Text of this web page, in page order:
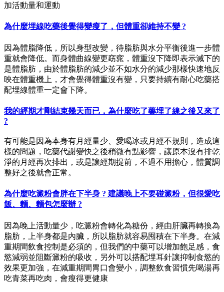
加活動量和運動
為什麼埋線吃藥後覺得變瘦了，但體重卻維持不變 ?
因為體脂降低，所以身型改變，待脂肪與水分平衡後進一步體
重就會降低。而身體曲線變更窈窕，體重沒下降即表示減下的
是體脂肪，由於體脂肪的減少並不如水分的減少那樣快速地反
映在體重機上，才會覺得體重沒有變，只要持續有耐心吃藥搭
配埋線體重一定會下降。
我的經期才剛結束幾天而已，為什麼吃了藥埋了線之後又來了
?
有可能是因為本身有月經量少、愛喝冰或月經不規則，造成這
樣的問題，吃藥代謝變快之後稍微有點影響，讓原本沒有排乾
淨的月經再次排出，或是讓經期提前，不過不用擔心，體質調
整好之後就會正常。
為什麼吃澱粉會胖在下半身 ? 建議晚上不要碰澱粉，但很愛吃
飯、麵、麵包怎麼辦 ?
因為晚上活動量少，吃澱粉會轉化為糖份，經由肝臟再轉換為
脂肪，上半身都是內臟，所以脂肪就容易囤積在下半身。在減
重期間飲食控制是必須的，但我們的中藥可以增加飽足感，食
慾減弱並阻斷澱粉的吸收，另外可以搭配埋耳針讓抑制食慾的
效果更加強，在減重期間胃口會變小，調整飲食習慣先喝湯再
吃青菜再吃肉，會瘦得更健康